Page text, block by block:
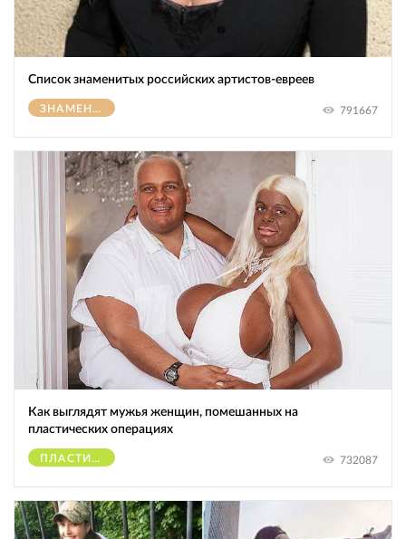
Список знаменитых российских артистов-евреев
ЗНАМЕНИТОСТИ 791667
Как выглядят мужья женщин, помешанных на
пластических операциях
ПЛАСТИЧЕСКИЕ ОПЕРАЦИИ 732087